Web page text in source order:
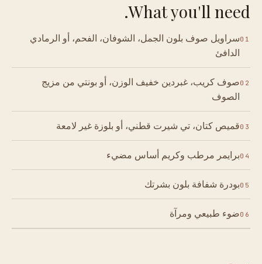
What you'll need.
01سراويل صوف بلون الجمل، الشوفان، الفحم، أو الرمادي
الدافئ
02صوف كريب، غبردين خفيف الوزن، أو بونتي من مزيج
الصوف
03قميص كتان، تي شيرت قطني، أو بلوزة غير لامعة
04برايمر مرطب وكريم أساس مضيء
05بودرة شفافة بلون بشرتك
06ضوء طبيعي ومرآة